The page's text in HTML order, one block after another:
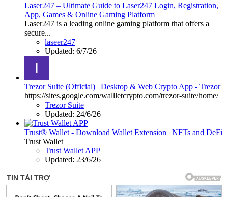
Laser247 – Ultimate Guide to Laser247 Login, Registration,
App, Games & Online Gaming Platform
Laser247 is a leading online gaming platform that offers a
secure...
laseer247
Updated: 6/7/26
Trezor Suite (Official) | Desktop & Web Crypto App - Trezor
https://sites.google.com/wallletcrypto.com/trezor-suite/home/
Trezor Suite
Updated: 24/6/26
Trust® Wallet - Download Wallet Extension | NFTs and DeFi
Trust Wallet
Trust Wallet APP
Updated: 23/6/26